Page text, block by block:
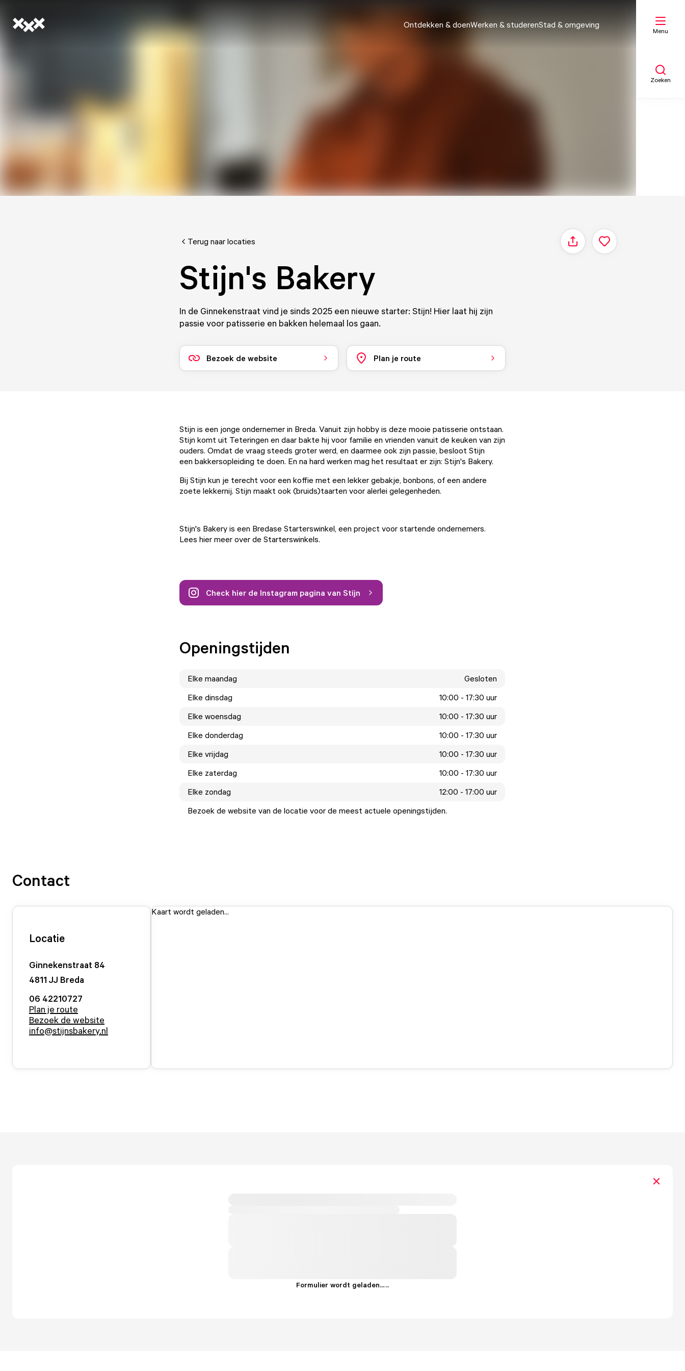
Ontdekken & doenWerken & studerenStad & omgeving
Menu
Zoeken
Terug naar locaties Delen
Stijn's Bakery
In de Ginnekenstraat vind je sinds 2025 een nieuwe starter: Stijn! Hier laat hij zijn
passie voor patisserie en bakken helemaal los gaan.
Bezoek de website Plan je route
Stijn is een jonge ondernemer in Breda. Vanuit zijn hobby is deze mooie patisserie ontstaan.
Stijn komt uit Teteringen en daar bakte hij voor familie en vrienden vanuit de keuken van zijn
ouders. Omdat de vraag steeds groter werd, en daarmee ook zijn passie, besloot Stijn
een bakkersopleiding te doen. En na hard werken mag het resultaat er zijn: Stijn's Bakery.
Bij Stijn kun je terecht voor een koffie met een lekker gebakje, bonbons, of een andere
zoete lekkernij. Stijn maakt ook (bruids)taarten voor alerlei gelegenheden.
Stijn's Bakery is een Bredase Starterswinkel, een project voor startende ondernemers.
Lees hier meer over de Starterswinkels.
Check hier de Instagram pagina van Stijn
Openingstijden
Elke maandag
Gesloten
Elke dinsdag
10:00 - 17:30 uur
Elke woensdag
10:00 - 17:30 uur
Elke donderdag
10:00 - 17:30 uur
Elke vrijdag
10:00 - 17:30 uur
Elke zaterdag
10:00 - 17:30 uur
Elke zondag
12:00 - 17:00 uur
Bezoek de website van de locatie voor de meest actuele openingstijden.
Contact
Locatie
Ginnekenstraat 84
4811 JJ Breda
06 42210727
Plan je route
Bezoek de website
info@stijnsbakery.nl
Kaart wordt geladen...
Formulier wordt geladen......